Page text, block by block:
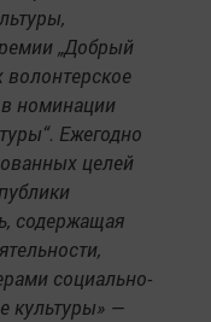
„Добрый
волонтерское
номинации
Ежегодно
целей
содержащая
социально-
культуры» —